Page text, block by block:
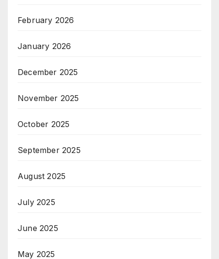
February 2026
January 2026
December 2025
November 2025
October 2025
September 2025
August 2025
July 2025
June 2025
May 2025